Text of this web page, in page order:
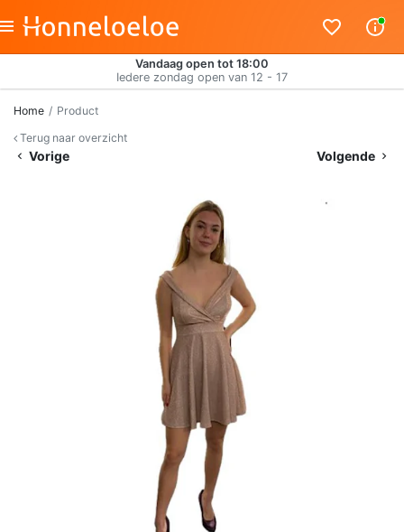
Vandaag open tot 18:00
Iedere zondag open van 12 - 17
Home
Product
Terug naar overzicht
Vorige Volgende